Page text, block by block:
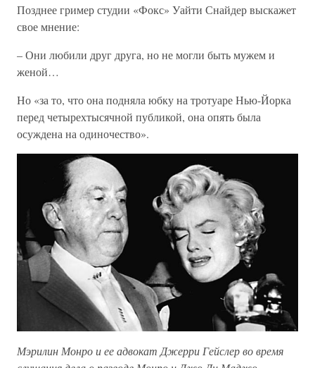
Позднее гример студии «Фокс» Уайти Снайдер выскажет
свое мнение:
– Они любили друг друга, но не могли быть мужем и
женой…
Но «за то, что она подняла юбку на тротуаре Нью-Йорка
перед четырехтысячной публикой, она опять была
осуждена на одиночество».
Мэрилин Монро и ее адвокат Джерри Гейслер во время